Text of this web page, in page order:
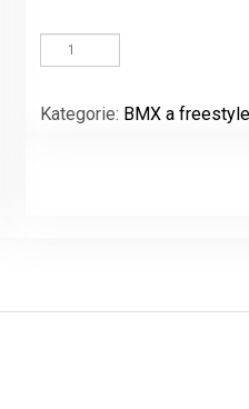
20"GALAXY
EARLY
STŘÍBRNÝ
Kategorie: BMX a